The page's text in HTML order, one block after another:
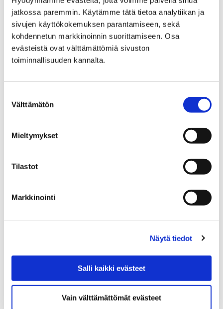
jatkossa paremmin. Käytämme tätä tietoa analytiikan ja
sivujen käyttökokemuksen parantamiseen, sekä
kohdennetun markkinoinnin suorittamiseen. Osa
evästeistä ovat välttämättömiä sivuston
toiminnallisuuden kannalta.
valinta
Välttämätön
Mieltymykset
Tilastot
Markkinointi
Näytä tiedot
Salli kaikki evästeet
Vain välttämättömät evästeet
Etusivu
Kaupunki ja hallinto
Hankkeet ja verkostot
Hankkeet
Maahanmuuttajien neuvontapiste
Tietopaketti maahanmuuttajille
Opiskelu Porissa
Etusivu Lomatoiminta
Lomatoiminta
Tältä sivulta löydät tietoa Porin kaupungin